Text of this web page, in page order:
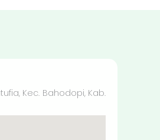
Kec. Bahodopi, Kab.